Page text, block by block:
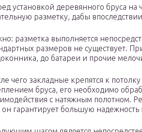
установкой деревянного бруса
разметку, дабы
разметка выполняется
размеров не существует.
до батареи и прочие
чего закладные крепятся к
бруса, его необходимо
с натяжным полотном.
он гарантирует большую